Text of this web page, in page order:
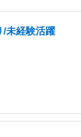
/未経験活躍